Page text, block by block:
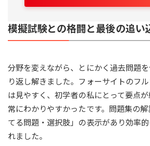
模擬試験との格闘と最後の追い
分野を変えながら、とにかく過去問題
り返し解きました。フォーサイトのフ
は見やすく、初学者の私にとって要点
常にわかりやすかったです。問題集の
てる問題・選択肢」の表示があり効率
れました。